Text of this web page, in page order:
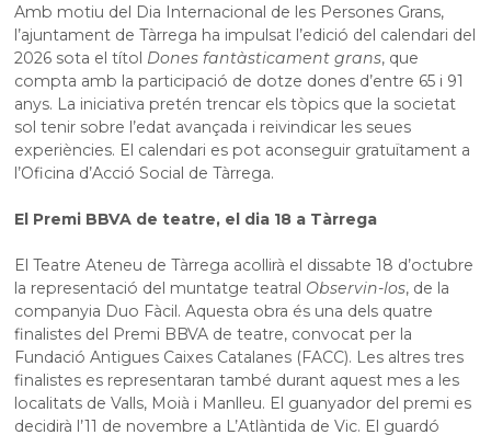
Amb motiu del Dia Internacional de les Persones Grans,
l’ajuntament de Tàrrega ha impulsat l’edició del calendari del
2026 sota el títol Dones fantàsticament grans, que
compta amb la participació de dotze dones d’entre 65 i 91
anys. La iniciativa pretén trencar els tòpics que la societat
sol tenir sobre l’edat avançada i reivindicar les seues
experiències. El calendari es pot aconseguir gratuïtament a
l’Oficina d’Acció Social de Tàrrega.
El Premi BBVA de teatre, el dia 18 a Tàrrega
El Teatre Ateneu de Tàrrega acollirà el dissabte 18 d’octubre
la representació del muntatge teatral Observin-los, de la
companyia Duo Fàcil. Aquesta obra és una dels quatre
finalistes del Premi BBVA de teatre, convocat per la
Fundació Antigues Caixes Catalanes (FACC). Les altres tres
finalistes es representaran també durant aquest mes a les
localitats de Valls, Moià i Manlleu. El guanyador del premi es
decidirà l’11 de novembre a L’Atlàntida de Vic. El guardó